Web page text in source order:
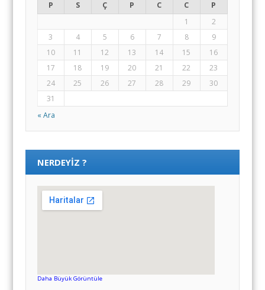
P S Ç P C C
P
1
2
3
4 5 6 7 8
9
10
11 12 13 14 15
16
17
18 19 20 21 22
23
24
25 26 27 28 29
30
31
« Ara
NERDEYIZ ?
Daha Büyük Görüntüle